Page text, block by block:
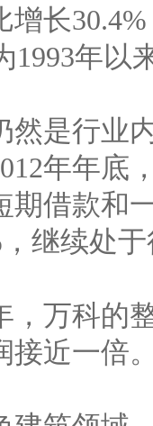
增长
1993年以
是行业内
年年底
期借款和
继续处
万科的整
接近一倍